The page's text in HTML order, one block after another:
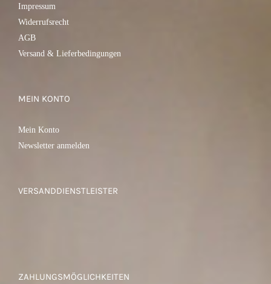
Impressum
Widerrufsrecht
AGB
Versand & Lieferbedingungen
MEIN KONTO
Mein Konto
Newsletter anmelden
VERSANDDIENSTLEISTER
ZAHLUNGSMÖGLICHKEITEN